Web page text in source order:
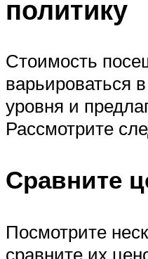
политику
Стоимость
варьироваться
уровня и
Рассмотрите
Сравните
Посмотрите
сравните их